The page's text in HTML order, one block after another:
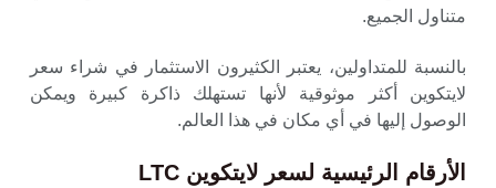
متناول الجميع.
بالنسبة للمتداولين، يعتبر الكثيرون الاستثمار في شراء سعر
لايتكوين أكثر موثوقية لأنها تستهلك ذاكرة كبيرة ويمكن
الوصول إليها في أي مكان في هذا العالم.
الأرقام الرئيسية لسعر لايتكوين LTC